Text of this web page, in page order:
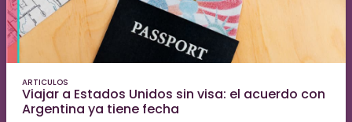
ARTICULOS
Viajar a Estados Unidos sin visa: el acuerdo con
Argentina ya tiene fecha